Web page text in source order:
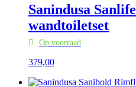
Sanindusa
wandtoiletset
Op voorraad
379,00